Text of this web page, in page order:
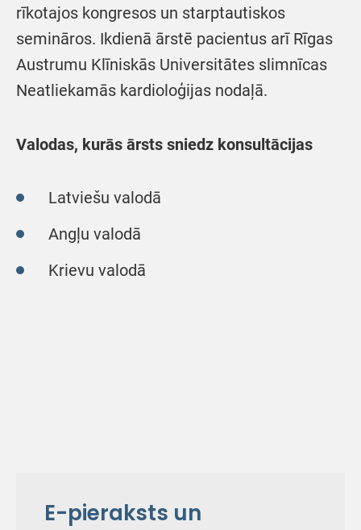
rīkotajos kongresos un starptautiskos
semināros. Ikdienā ārstē pacientus arī Rīgas
Austrumu Klīniskās Universitātes slimnīcas
Neatliekamās kardioloģijas nodaļā.
Valodas, kurās ārsts sniedz konsultācijas
Latviešu valodā
Angļu valodā
Krievu valodā
E-pieraksts un